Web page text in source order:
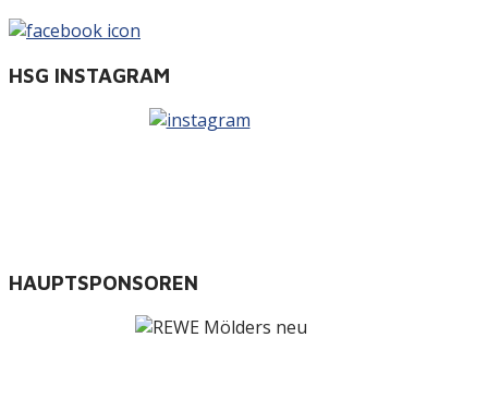
HSG INSTAGRAM
HAUPTSPONSOREN